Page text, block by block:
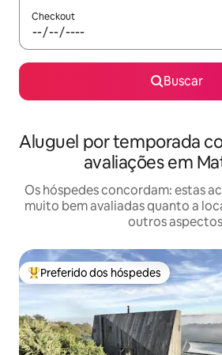
Checkout
Buscar
Aluguel por temporada
avaliações em
Os hóspedes concordam: estas
muito bem avaliadas quanto a
outros
Entre os melhores preferidos dos
Preferido dos hóspedes